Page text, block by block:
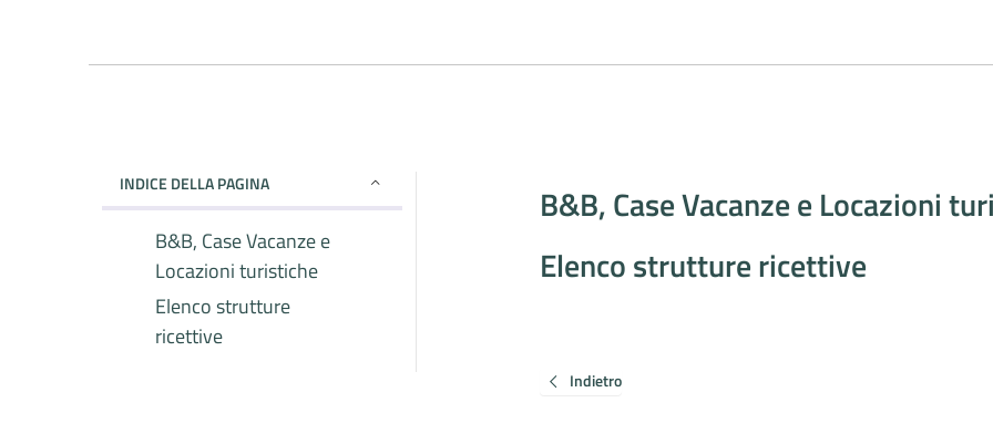
INDICE DELLA PAGINA
B&B, Case Vacanze e
Locazioni turistiche
Elenco strutture
ricettive
B&B, Case Vacanze e Locazioni
Elenco strutture ricettive
Indietro